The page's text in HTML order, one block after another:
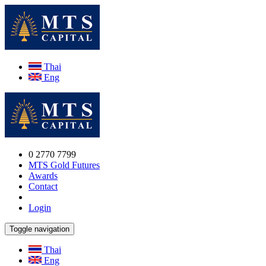
Thai
Eng
0 2770 7799
MTS Gold Futures
Awards
Contact
Login
Toggle navigation
Thai
Eng